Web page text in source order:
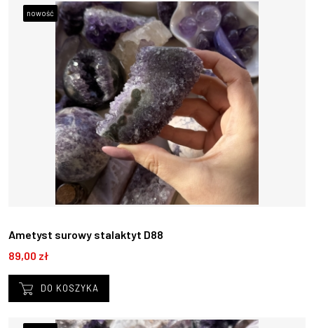
Ametyst surowy stalaktyt D88
89,00 zł
DO KOSZYKA
nowość